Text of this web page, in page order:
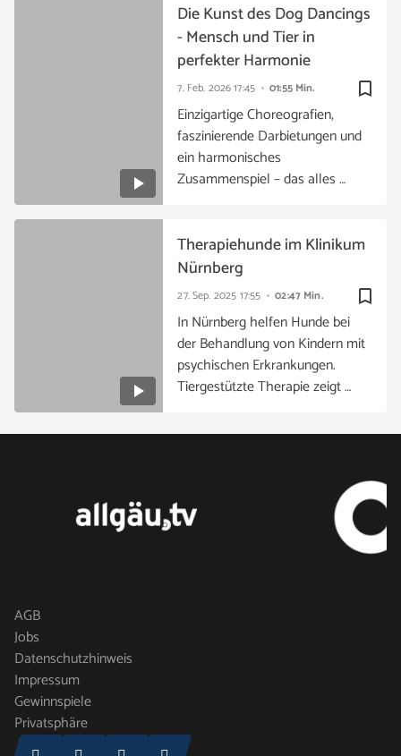
bookmark_border
7. Feb. 202617:45 01:55 Min.
Die Kunst des Dog Dancings
- Mensch und Tier in
perfekter Harmonie
Einzigartige Choreografien,
faszinierende Darbietungen und
ein harmonisches
Zusammenspiel – das alles …
bookmark_border
27. Sep. 2025 17:55 02:47 Min.
Therapiehunde im Klinikum
Nürnberg
In Nürnberg helfen Hunde bei
der Behandlung von Kindern mit
psychischen Erkrankungen.
Tiergestützte Therapie zeigt …
AGB
Jobs
Datenschutzhinweis
Impressum
Gewinnspiele
Privatsphäre